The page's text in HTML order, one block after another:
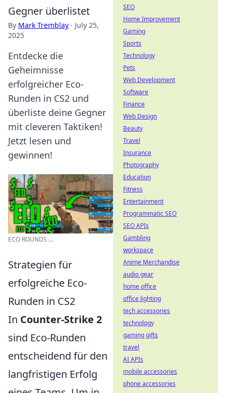
Gegner überlistet
By Mark Tremblay · July 25,
2025
Entdecke die
Geheimnisse
erfolgreicher Eco-
Runden in CS2 und
überliste deine Gegner
mit cleveren Taktiken!
Jetzt lesen und
gewinnen!
ECO ROUNDS ...
Strategien für
erfolgreiche Eco-
Runden in CS2
In Counter-Strike 2
sind Eco-Runden
entscheidend für den
langfristigen Erfolg
SEO
Home Improvement
Gaming
Sports
Technology
Pets
Web Development
Software
Finance
Web Design
Beauty
Travel
Insurance
Photography
Education
Fitness
Entertainment
Programmatic SEO
SEO APIs
Gambling
workspace
Anime Merchandise
audio gear
home office
office lighting
tech accessories
technology
gaming gifts
travel
AI APIs
mobile accessories
phone accessories